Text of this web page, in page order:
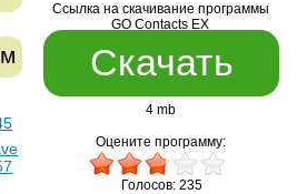
Ссылка на скачивание программы
GO Contacts EX
Скачать
4 mb
Оцените программу:
Голосов: 235